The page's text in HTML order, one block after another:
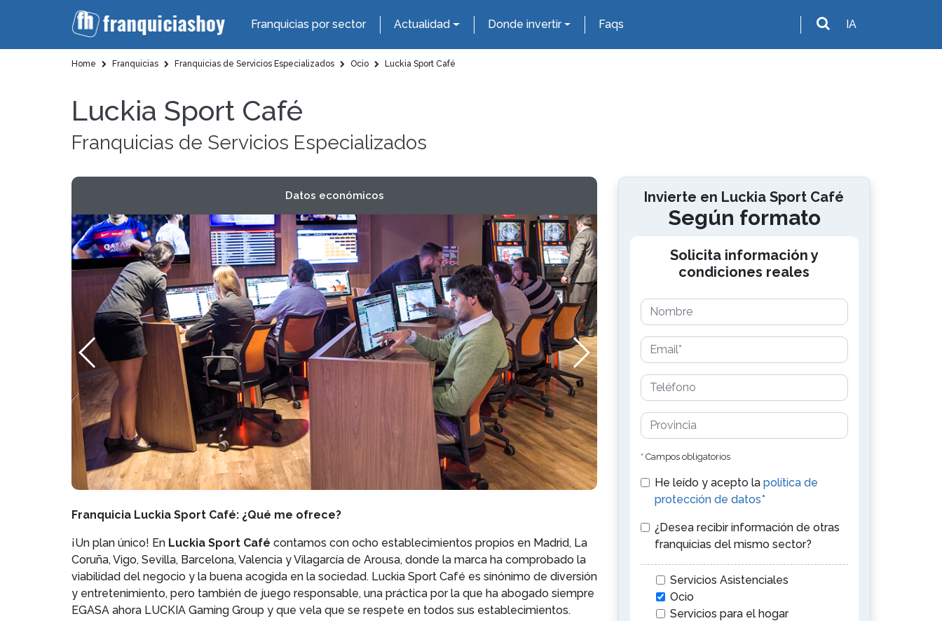
Franquicias por sector Actualidad Donde invertir Faqs IA
Home Franquicias Franquicias de Servicios Especializados Ocio Luckia Sport Café
Luckia Sport Café
Franquicias de Servicios Especializados
Datos económicos
Franquicia Luckia Sport Café: ¿Qué me ofrece?
¡Un plan único! En Luckia Sport Café contamos con ocho establecimientos propios en Madrid, La
Coruña, Vigo, Sevilla, Barcelona, Valencia y Vilagarcía de Arousa, donde la marca ha comprobado la
viabilidad del negocio y la buena acogida en la sociedad. Luckia Sport Café es sinónimo de diversión
y entretenimiento, pero también de juego responsable, una práctica por la que ha abogado siempre
EGASA ahora LUCKIA Gaming Group y que vela que se respete en todos sus establecimientos.
Invierte en Luckia Sport Café
Según formato
Solicita información y
condiciones reales
* Campos obligatorios
He leído y acepto la política de
protección de datos*
¿Desea recibir información de otras
franquicias del mismo sector?
Servicios Asistenciales
Ocio
Servicios para el hogar